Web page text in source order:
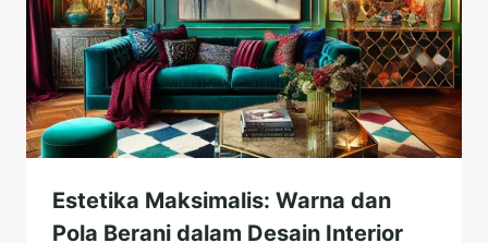
Estetika Maksimalis: Warna dan
Pola Berani dalam Desain Interior